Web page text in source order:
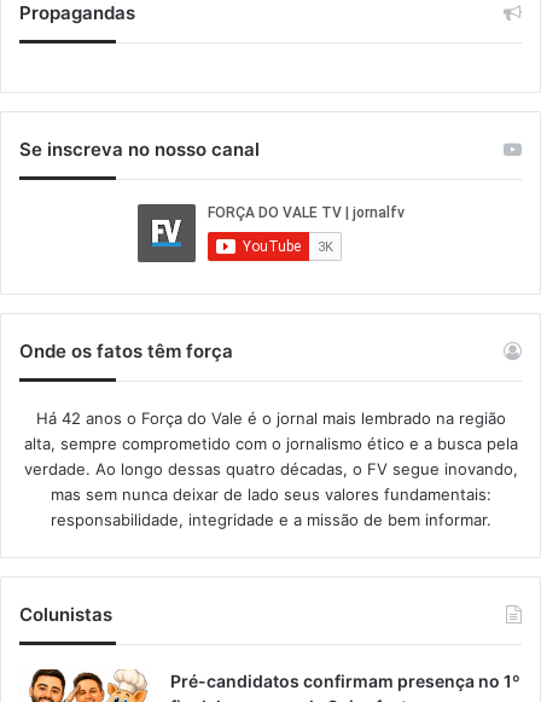
Propagandas
Se inscreva no nosso canal
Onde os fatos têm força
Há 42 anos o Força do Vale é o jornal mais lembrado na região
alta, sempre comprometido com o jornalismo ético e a busca pela
verdade. Ao longo dessas quatro décadas, o FV segue inovando,
mas sem nunca deixar de lado seus valores fundamentais:
responsabilidade, integridade e a missão de bem informar.​
Colunistas
Pré-candidatos confirmam presença no 1º